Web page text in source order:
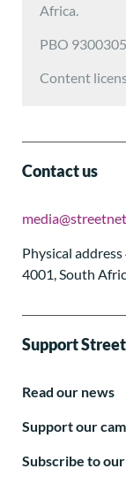
Africa.
PBO
Content
Contact us
Physical
4001, South
Support
Read our news
Support our
Subscribe to